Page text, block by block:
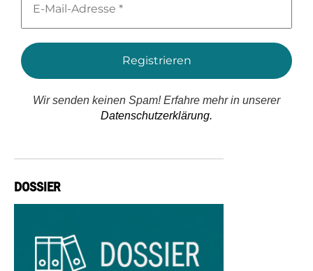
Mail-
*
Wir senden keinen Spam! Erfahre mehr in unserer
Datenschutzerklärung.
DOSSIER